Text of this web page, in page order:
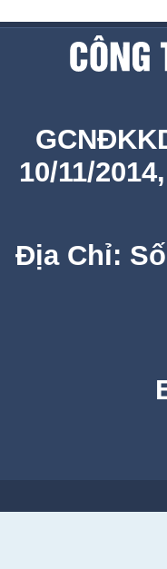
10/11/
Địa Chỉ: